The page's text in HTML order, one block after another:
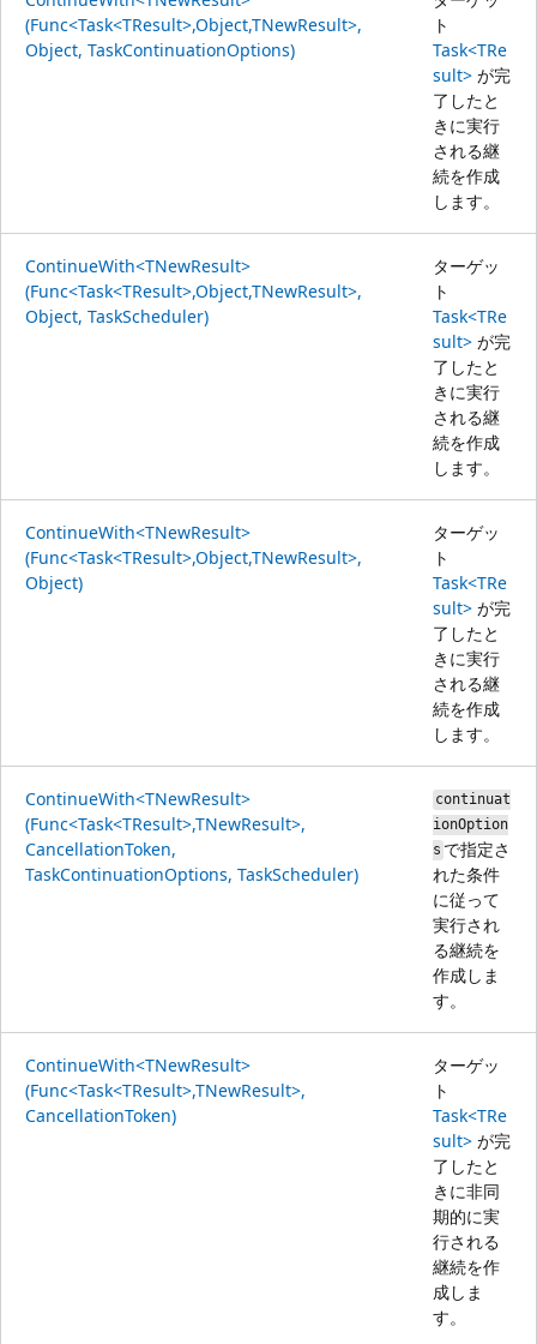
(Func<Task<TResult>,Object,TNewResult>,
Object, TaskContinuationOptions)
ト
Task<TRe
sult> が完
了したと
きに実行
される継
続を作成
します。
ContinueWith<TNewResult>
(Func<Task<TResult>,Object,TNewResult>,
Object, TaskScheduler)
ターゲッ
ト
Task<TRe
sult> が完
了したと
きに実行
される継
続を作成
します。
ContinueWith<TNewResult>
(Func<Task<TResult>,Object,TNewResult>,
Object)
ターゲッ
ト
Task<TRe
sult> が完
了したと
きに実行
される継
続を作成
します。
ContinueWith<TNewResult>
(Func<Task<TResult>,TNewResult>,
CancellationToken,
TaskContinuationOptions, TaskScheduler)
continuat
ionOption
s で指定さ
れた条件
に従って
実行され
る継続を
作成しま
す。
ContinueWith<TNewResult>
(Func<Task<TResult>,TNewResult>,
CancellationToken)
ターゲッ
ト
Task<TRe
sult> が完
了したと
きに非同
期的に実
行される
継続を作
成しま
す。